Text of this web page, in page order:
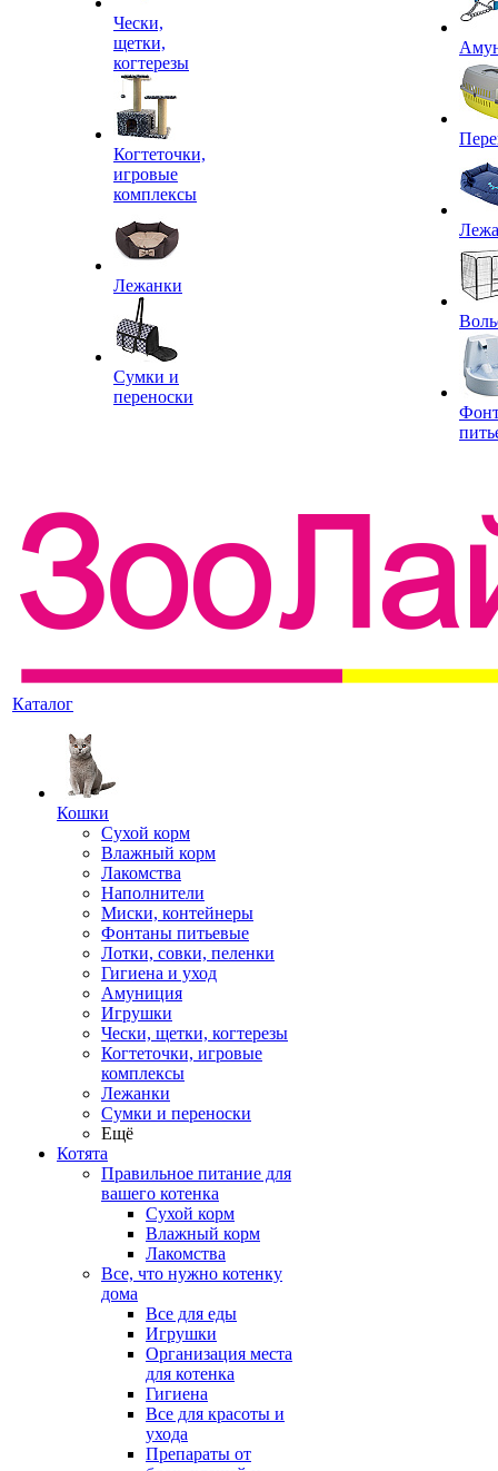
Чески,
щетки,
когтерезы
Когтеточки,
игровые
комплексы
Лежанки
Сумки и
переноски
Каталог
Кошки
Сухой корм
Влажный корм
Лакомства
Наполнители
Миски, контейнеры
Фонтаны питьевые
Лотки, совки, пеленки
Гигиена и уход
Амуниция
Игрушки
Чески, щетки, когтерезы
Когтеточки, игровые
комплексы
Лежанки
Сумки и переноски
Ещё
Котята
Правильное питание для
вашего котенка
Сухой корм
Влажный корм
Лакомства
Все, что нужно котенку
дома
Все для еды
Игрушки
Организация места
для котенка
Гигиена
Все для красоты и
ухода
Препараты от